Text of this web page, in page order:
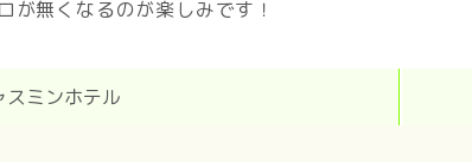
が無くなるのが楽しみです！
スミンホテル